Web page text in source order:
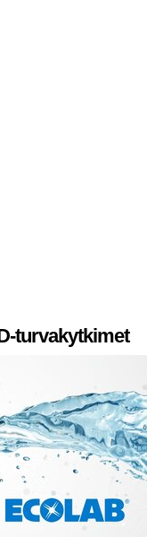
turvakytkimet